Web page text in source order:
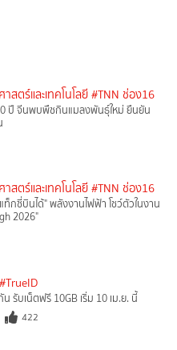
สตร์และเทคโนโลยี #TNN ช่อง16
ปี จีนพบพืชกินแมลงพันธุ์ใหม่ ยืนยัน
สตร์และเทคโนโลยี #TNN ช่อง16
กซี่บินได้" พลังงานไฟฟ้า โชว์ตัวในงาน
2026"
#TrueID
รับเน็ตฟรี 10GB เริ่ม 10 เม.ย. นี้
422